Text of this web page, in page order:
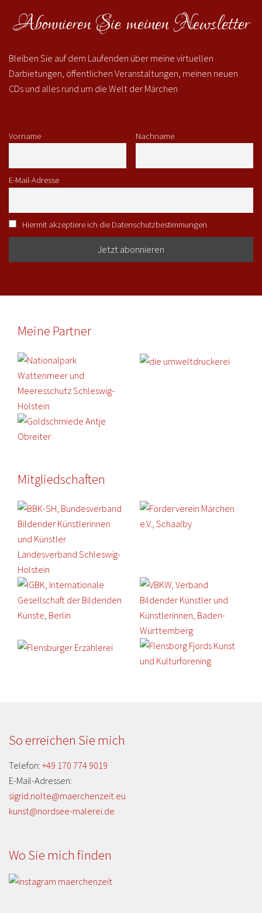
Abonnieren Sie meinen Newsletter
Bleiben Sie auf dem Laufenden über meine virtuellen
Darbietungen, öffentlichen Veranstaltungen, meinen neuen
CDs und alles rund um die Welt der Märchen
Vorname Nachname
E-Mail-Adresse
Hiermit akzeptiere ich die Datenschutzbestimmungen
Meine Partner
Mitgliedschaften
So erreichen Sie mich
Telefon: +49 170 774 9019
E-Mail-Adressen:
sigrid.nolte@maerchenzeit.eu
kunst@nordsee-malerei.de
Wo Sie mich finden